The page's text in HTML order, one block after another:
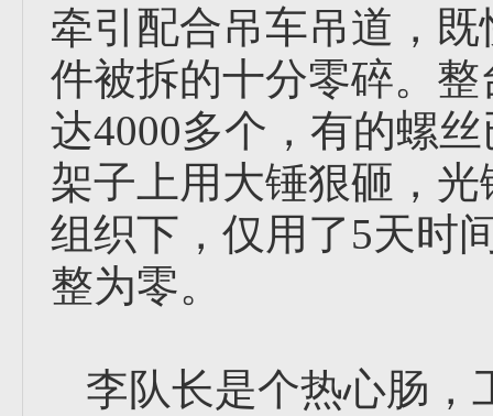
牵引配合吊车吊道，
件被拆的十分零碎。
达4000多个，有的螺
架子上用大锤狠砸，
组织下，仅用了5天时
整为零。
李队长是个热心肠，